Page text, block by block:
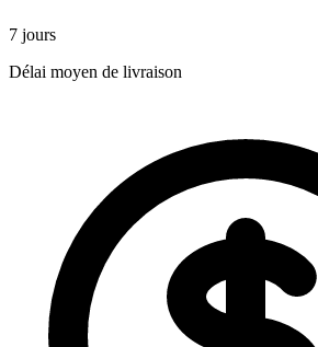
7 jours
Délai moyen de livraison